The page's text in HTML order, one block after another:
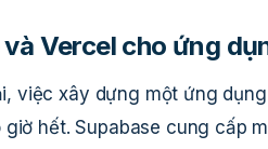
Vercel cho ứng
việc xây dựng một ứng
hết. Supabase cung cấp